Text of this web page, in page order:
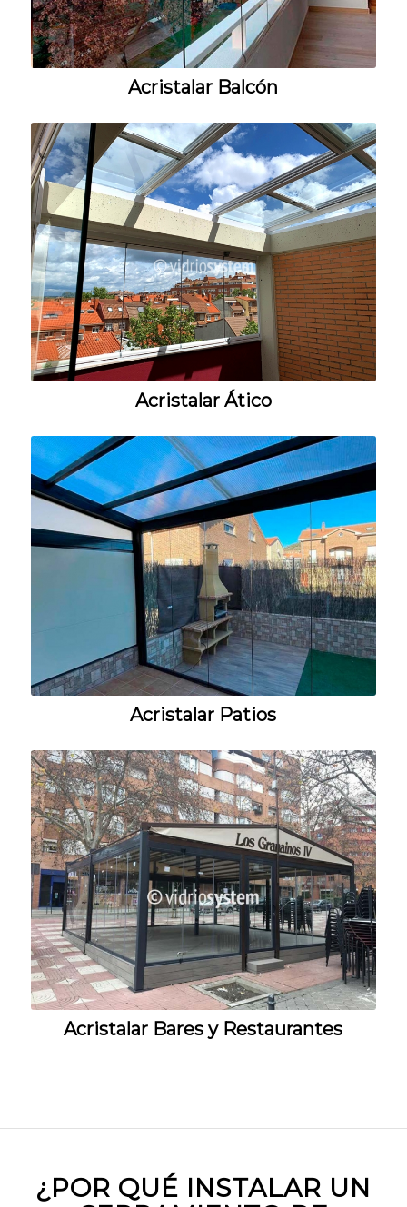
Acristalar Balcón
Acristalar Ático
Acristalar Patios
Acristalar Bares y Restaurantes
¿POR QUÉ INSTALAR UN